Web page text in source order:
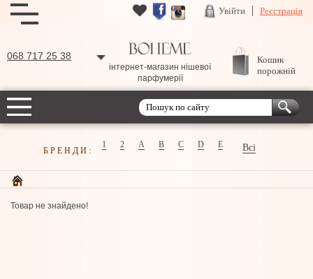
Увійти Реєстрація
068 717 25 38
інтернет-магазин нішевої
парфумерії
Кошик
порожній
БРЕНДИ:
1 2 A B C D E Всі
Товар не знайдено!